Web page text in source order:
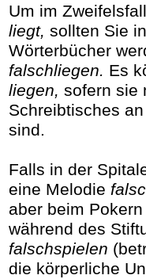
Um im
liegt, sollten Sie
Wörterbücher
falschliegen. Es
liegen, sofern sie
Schreibtisches
sind.
Falls in der
eine Melodie
aber beim
während des
falschspielen
die körperliche